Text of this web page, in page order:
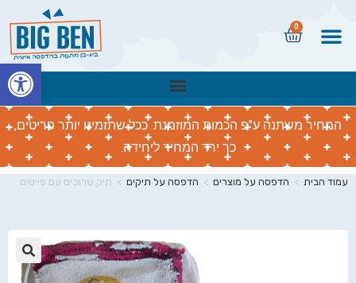
0
המחיר משתנה ע"פ הכמות המוזמנת. ככל שתזמינו יותר פריטים,
כך ירד המחיר ליחידה.
עמוד הבית > הדפסה על מוצרים > הדפסה על תיקים > תיק שרוכים עם פייטים
🔍